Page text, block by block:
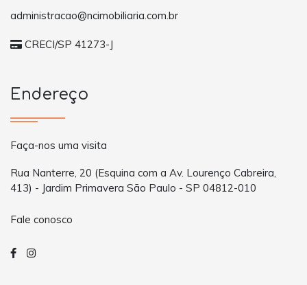
administracao@ncimobiliaria.com.br
CRECI/SP 41273-J
Endereço
Faça-nos uma visita
Rua Nanterre, 20 (Esquina com a Av. Lourenço Cabreira,
413) - Jardim Primavera São Paulo - SP 04812-010
Fale conosco